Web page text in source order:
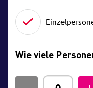
Wie viele